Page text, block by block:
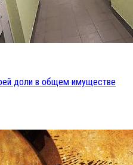
доли в общем имуществе